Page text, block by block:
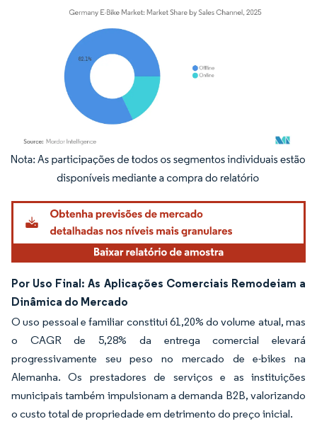
Imagem © Mordor Intelligence. O reuso requer atribuição conforme CC BY 4.0.
Por Uso Final: As Aplicações Comerciais Remodeiam a
Dinâmica do Mercado
O uso pessoal e familiar constitui 61,20% do volume atual, mas
o CAGR de 5,28% da entrega comercial elevará
progressivamente seu peso no mercado de e-bikes na
Alemanha. Os prestadores de serviços e as instituições
municipais também impulsionam a demanda B2B, valorizando
o custo total de propriedade em detrimento do preço inicial.